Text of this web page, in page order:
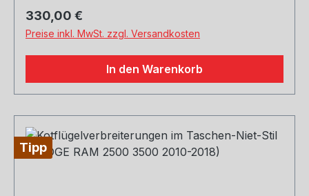
Was ist in der Box (2) Kotflügelverbreiterungen
vorne(2) Kotflügelverbreiterungen hinten(1)
Installationshardware(1) TÜV Materialgutachten
Zertifikat
Regulärer Preis:
330,00 €
Preise inkl. MwSt. zzgl. Versandkosten
In den Warenkorb
Tipp